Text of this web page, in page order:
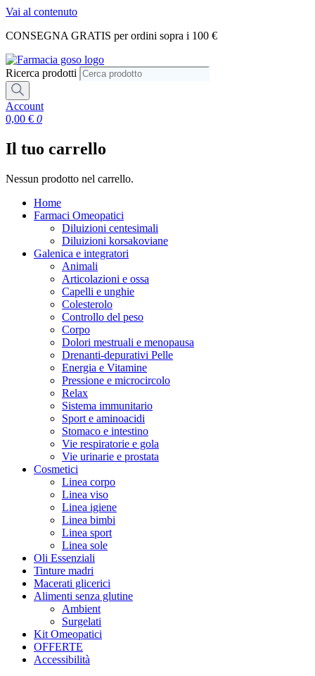
Vai al contenuto
CONSEGNA GRATIS per ordini sopra i 100 €
Ricerca prodotti
Account
0,00 € 0
Il tuo carrello
Nessun prodotto nel carrello.
Home
Farmaci Omeopatici
Diluizioni centesimali
Diluizioni korsakoviane
Galenica e integratori
Animali
Articolazioni e ossa
Capelli e unghie
Colesterolo
Controllo del peso
Corpo
Dolori mestruali e menopausa
Drenanti-depurativi Pelle
Energia e Vitamine
Pressione e microcircolo
Relax
Sistema immunitario
Sport e aminoacidi
Stomaco e intestino
Vie respiratorie e gola
Vie urinarie e prostata
Cosmetici
Linea corpo
Linea viso
Linea igiene
Linea bimbi
Linea sport
Linea sole
Oli Essenziali
Tinture madri
Macerati glicerici
Alimenti senza glutine
Ambient
Surgelati
Kit Omeopatici
OFFERTE
Accessibilità